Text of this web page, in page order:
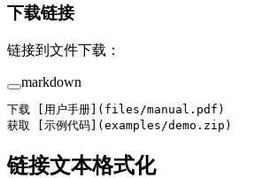
下载链接
链接到文件下载：
markdown
下载 [ 用户手册 ]( files/manual.pdf )
获取 [ 示例代码 ]( examples/demo.zip )
链接文本格式化